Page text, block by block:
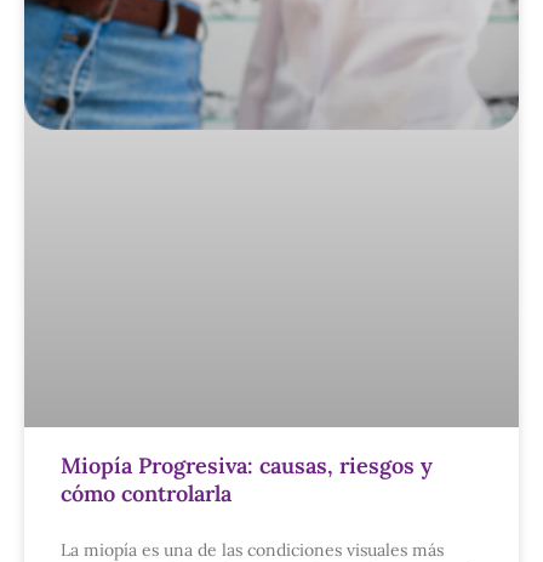
Miopía Progresiva: causas, riesgos y
cómo controlarla
La miopía es una de las condiciones visuales más